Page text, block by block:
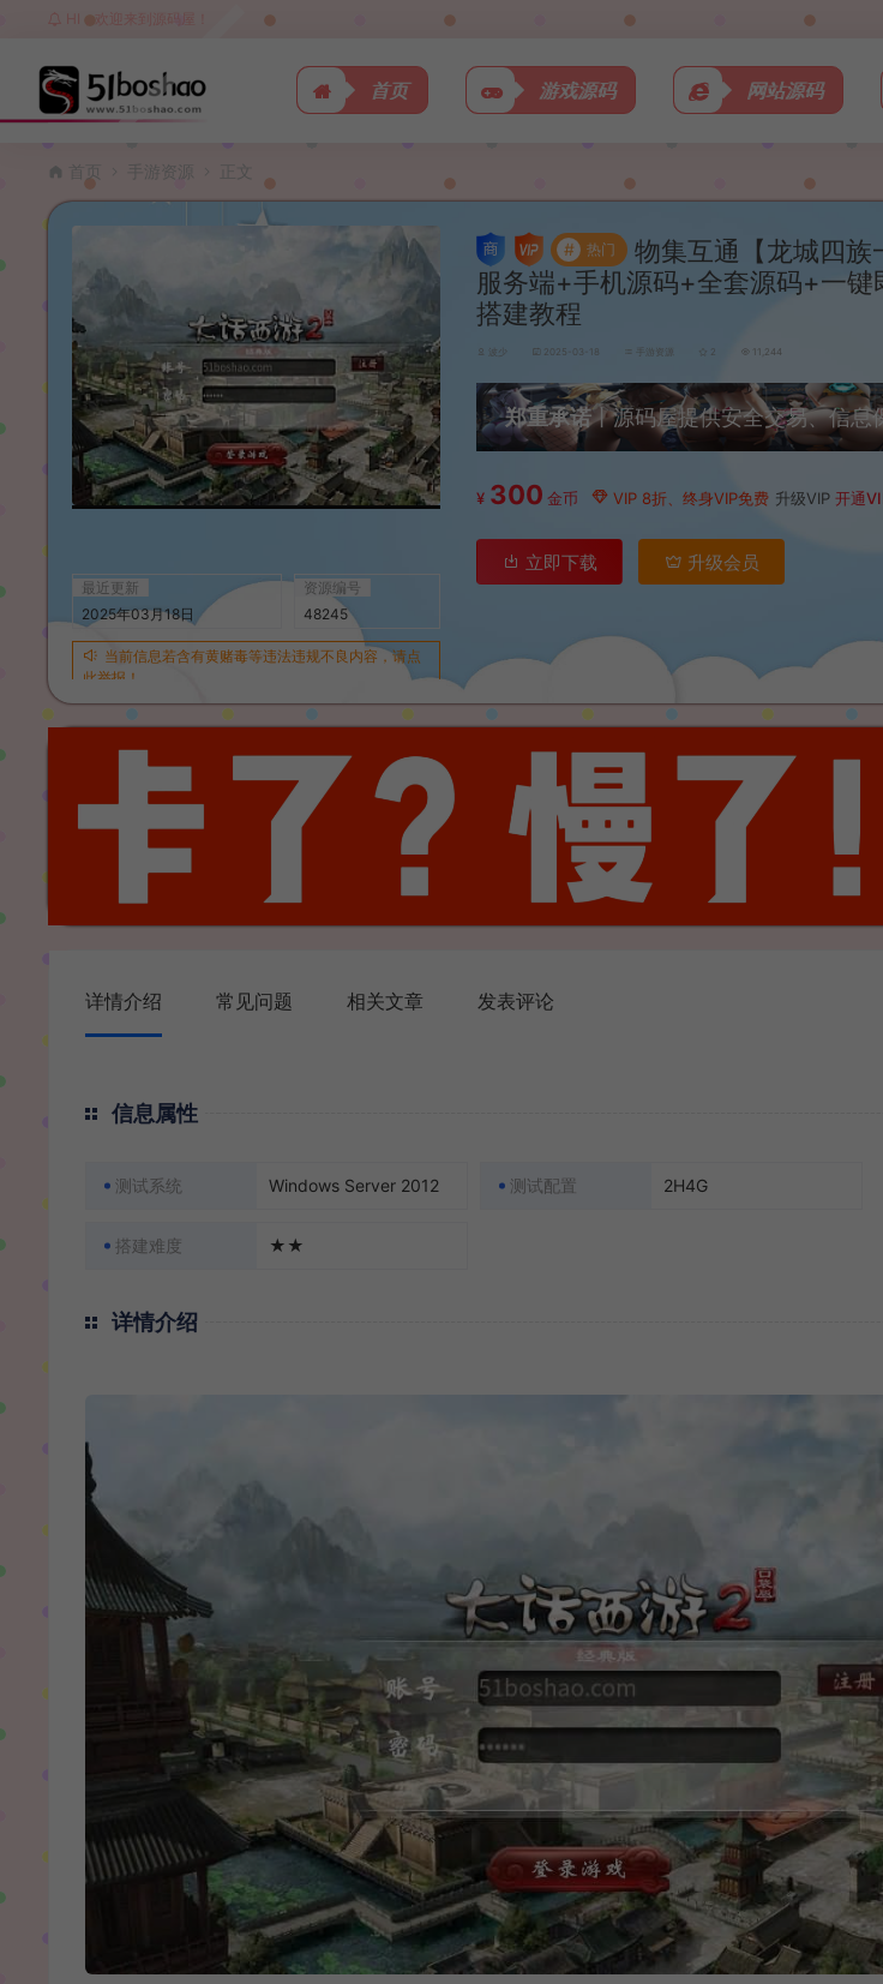
HI，欢迎来到源码屋！
首页 游戏源码 网站源码
首页 手游资源 正文
最近更新
2025年03月18日
资源编号
48245
当前信息若含有黄赌毒等违法违规不良内容，请点
此举报！
# 热门
物集互通【龙城四
服务端+手机源码+全套源码+一
搭建教程
波少 2025-03-18 手游资源 2 11,244
郑重承诺丨源码屋提供安全交易、信息
¥ 300 金币 VIP 8折、终身VIP免费 升级VIP 开通
立即下载 升级会员
详情介绍 常见问题 相关文章 发表评论
信息属性
测试系统 Windows Server 2012 测试配置 2H4G
搭建难度 ★★
详情介绍